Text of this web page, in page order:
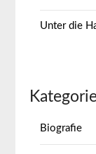
Unter die
Biografie